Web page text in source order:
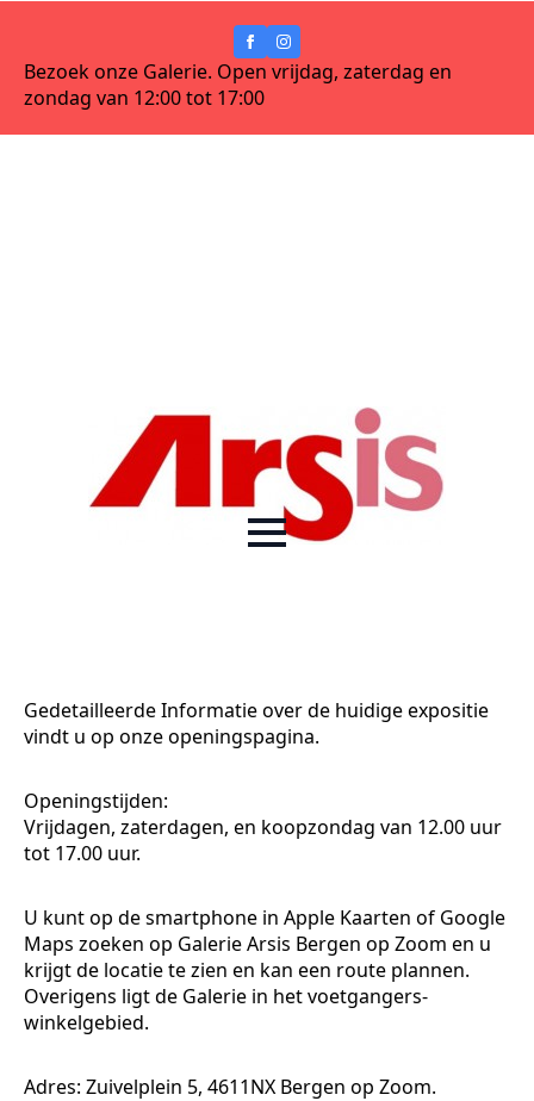
Bezoek onze Galerie. Open vrijdag, zaterdag en
zondag van 12:00 tot 17:00
Gedetailleerde Informatie over de huidige expositie
vindt u op onze openingspagina.
Openingstijden:
Vrijdagen, zaterdagen, en koopzondag van 12.00 uur
tot 17.00 uur.
U kunt op de smartphone in Apple Kaarten of Google
Maps zoeken op Galerie Arsis Bergen op Zoom en u
krijgt de locatie te zien en kan een route plannen.
Overigens ligt de Galerie in het voetgangers-
winkelgebied.
Adres: Zuivelplein 5, 4611NX Bergen op Zoom.